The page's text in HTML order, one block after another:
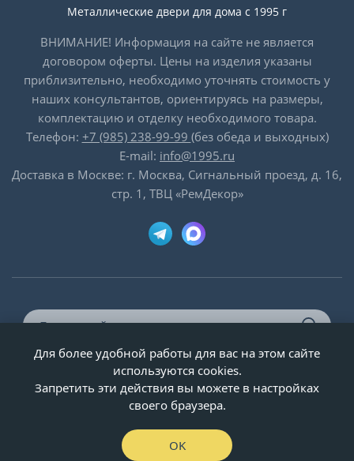
Металлические двери для дома с 1995 г
ВНИМАНИЕ! Информация на сайте не является
договором оферты. Цены на изделия указаны
приблизительно, необходимо уточнять стоимость у
наших консультантов, ориентируясь на размеры,
комплектацию и отделку необходимого товара.
Телефон: +7 (985) 238-99-99 (без обеда и выходных)
E-mail: info@1995.ru
Доставка в Москве: г. Москва, Сигнальный проезд, д. 16,
стр. 1, ТВЦ «РемДекор»
© ООО «Двери-и-точка», ИНН 5020092947, 1995-2026 г.
Для более удобной работы для вас на этом сайте
используются cookies.
Запретить эти действия вы можете в настройках
своего браузера.
OK